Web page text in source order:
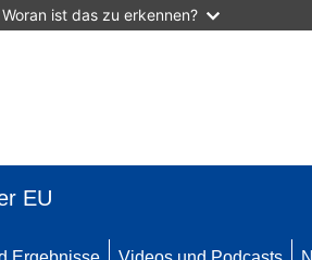
Woran ist das zu erkennen?
EU